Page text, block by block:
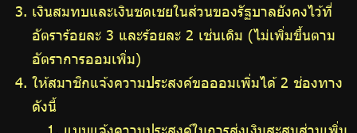
เงินสมทบและเงินชดเชยในส่วนของรัฐบาลยังคงไว้ที่
อัตราร้อยละ 3 และร้อยละ 2 เช่นเดิม (ไม่เพิ่มขึ้นตาม
อัตราการออมเพิ่ม)
ให้สมาชิกแจ้งความประสงค์ขอออมเพิ่มได้ 2 ช่องทาง
ดังนี้